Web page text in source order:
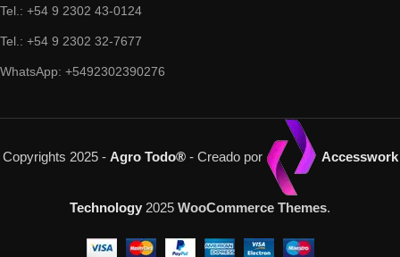
Tel.: +54 9 2302 43-0124
Tel.: +54 9 2302 32-7677
WhatsApp: +5492302390276
Copyrights 2025 - Agro Todo®- Creado por Accesswork
Technology 2025 WooCommerce Themes.